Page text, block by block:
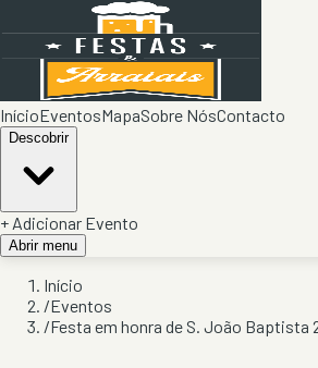
InícioEventosMapaSobre NósContacto
Descobrir
+ Adicionar Evento
Abrir menu
Início
/Eventos
/Festa em honra de S. João Baptista